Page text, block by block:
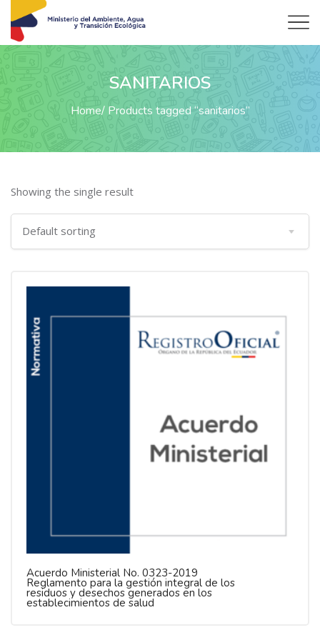
SANITARIOS
Home Products tagged “sanitarios”
Showing the single result
Acuerdo Ministerial No. 0323-2019
Reglamento para la gestión integral de los
residuos y desechos generados en los
establecimientos de salud